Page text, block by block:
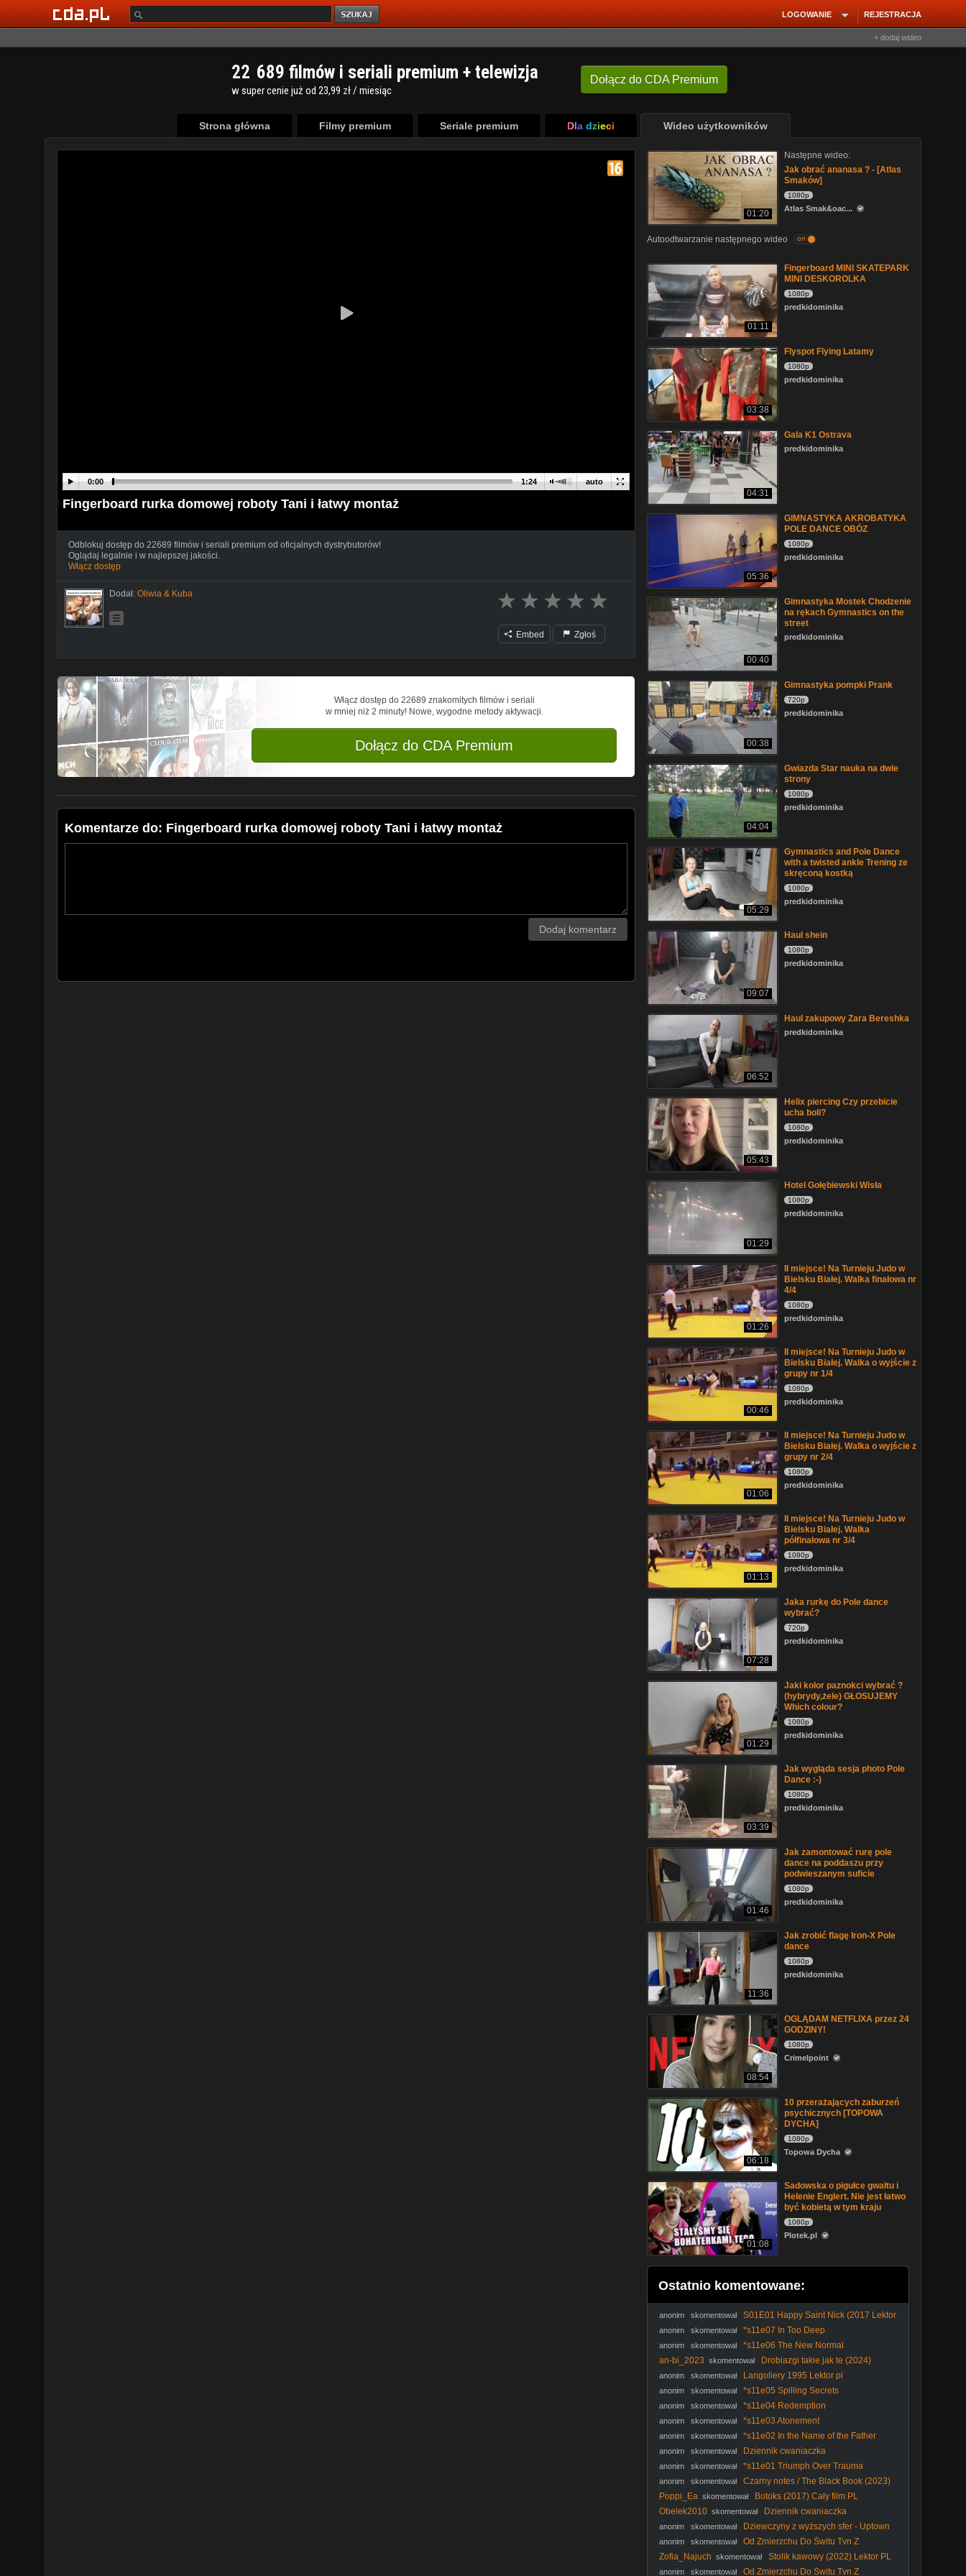
REJESTRACJA
LOGOWANIE
+ dodaj wideo
Dołącz do CDA Premium
22 689 filmów i seriali premium + telewizja
w super cenie już od 23,99 zł / miesiąc
Strona główna Filmy premium Seriale premium Dla dzieci Wideo użytkowników
auto
0:00 1:24
Fingerboard rurka domowej roboty Tani i łatwy montaż
Odblokuj dostęp do 22689 filmów i seriali premium od oficjalnych dystrybutorów!
Oglądaj legalnie i w najlepszej jakości.
Włącz dostęp
Dodał: Oliwia & Kuba
Embed Zgłoś
Włącz dostęp do 22689 znakomitych filmów i seriali
w mniej niż 2 minuty! Nowe, wygodne metody aktywacji.
Dołącz do CDA Premium
Komentarze do: Fingerboard rurka domowej roboty Tani i łatwy montaż
Dodaj komentarz
01:20
Następne wideo:
Jak obrać ananasa ? - [Atlas
Smaków]
1080p
Atlas Smak&oac...
Autoodtwarzanie następnego wideo on
01:11
Fingerboard MINI SKATEPARK
MINI DESKOROLKA
1080p
predkidominika
03:38
Flyspot Flying Latamy
1080p
predkidominika
04:31
Gala K1 Ostrava
predkidominika
05:36
GIMNASTYKA AKROBATYKA
POLE DANCE OBÓZ
1080p
predkidominika
00:40
Gimnastyka Mostek Chodzenie
na rękach Gymnastics on the
street
predkidominika
00:38
Gimnastyka pompki Prank
720p
predkidominika
04:04
Gwiazda Star nauka na dwie
strony
1080p
predkidominika
05:29
Gymnastics and Pole Dance
with a twisted ankle Trening ze
skręconą kostką
1080p
predkidominika
09:07
Haul shein
1080p
predkidominika
06:52
Haul zakupowy Zara Bereshka
predkidominika
05:43
Helix piercing Czy przebicie
ucha boli?
1080p
predkidominika
01:29
Hotel Gołębiewski Wisła
1080p
predkidominika
01:26
II miejsce! Na Turnieju Judo w
Bielsku Białej. Walka finałowa nr
4/4
1080p
predkidominika
00:46
II miejsce! Na Turnieju Judo w
Bielsku Białej. Walka o wyjście z
grupy nr 1/4
1080p
predkidominika
01:06
II miejsce! Na Turnieju Judo w
Bielsku Białej. Walka o wyjście z
grupy nr 2/4
1080p
predkidominika
01:13
II miejsce! Na Turnieju Judo w
Bielsku Białej. Walka
półfinałowa nr 3/4
1080p
predkidominika
07:28
Jaka rurkę do Pole dance
wybrać?
720p
predkidominika
01:29
Jaki kolor paznokci wybrać ?
(hybrydy,żele) GŁOSUJEMY
Which colour?
1080p
predkidominika
03:39
Jak wygląda sesja photo Pole
Dance :-)
1080p
predkidominika
01:46
Jak zamontować rurę pole
dance na poddaszu przy
podwieszanym suficie
1080p
predkidominika
11:36
Jak zrobić flagę Iron-X Pole
dance
1080p
predkidominika
08:54
OGLĄDAM NETFLIXA przez 24
GODZINY!
1080p
Crimelpoint
06:18
10 przerażających zaburzeń
psychicznych [TOPOWA
DYCHA]
1080p
Topowa Dycha
01:08
Sadowska o pigułce gwałtu i
Helenie Englert. Nie jest łatwo
być kobietą w tym kraju
1080p
Plotek.pl
Ostatnio komentowane:
anonim skomentował
S01E01 Happy Saint Nick (2017 Lektor
anonim skomentował *s11e07 In Too Deep
anonim skomentował
*s11e06 The New Normal
an-bi_2023 skomentował
Drobiazgi takie jak te (2024)
Lektor PL
anonim skomentował Langoliery 1995 Lektor pl
anonim skomentował *s11e05 Spilling Secrets
anonim skomentował *s11e04 Redemption
anonim skomentował *s11e03 Atonement
anonim skomentował *s11e02 In the Name of the Father
anonim skomentował Dziennik cwaniaczka
anonim skomentował *s11e01 Triumph Over Trauma
anonim skomentował
Czarny notes / The Black Book (2023)
[Lektor PL]
Poppi_Ea skomentował
Botoks (2017) Cały film PL
Obelek2010 skomentował Dziennik cwaniaczka
anonim skomentował
Dziewczyny z wyższych sfer - Uptown
Girls (2003) Lektor
anonim skomentował
Od Zmierzchu Do Świtu Tvn Z
reklamami... VID-1742734786707
Zofia_Najuch skomentował Stolik kawowy (2022) Lektor PL
anonim skomentował Od Zmierzchu Do Świtu Tvn Z